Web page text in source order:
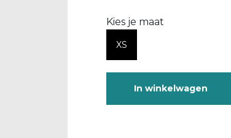
Kies je maat
XS
In winkelwagen